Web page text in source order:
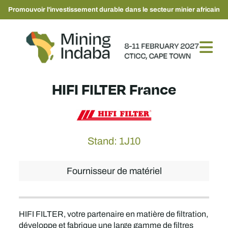
Promouvoir l'investissement durable dans le secteur minier africain
HIFI FILTER France
Stand: 1J10
Fournisseur de matériel
HIFI FILTER, votre partenaire en matière de filtration,
développe et fabrique une large gamme de filtres